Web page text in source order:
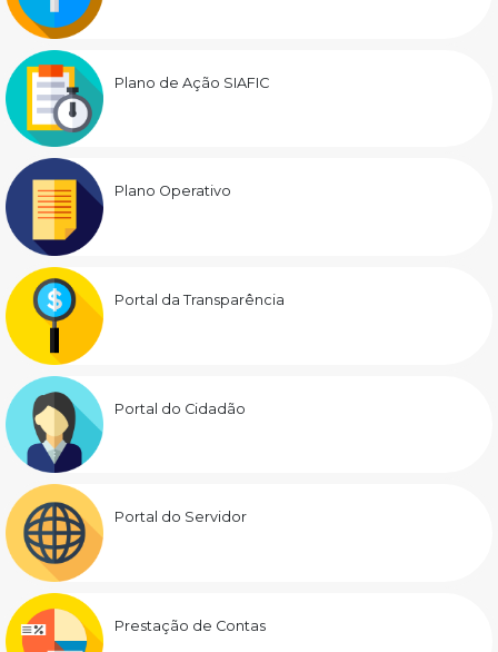
Plano de Ação SIAFIC
Plano Operativo
Portal da Transparência
Portal do Cidadão
Portal do Servidor
Prestação de Contas